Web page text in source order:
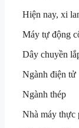
Hiện nay, xi
Máy tự động
Dây chuyền
Ngành điện tử
Ngành thép
Nhà máy thực